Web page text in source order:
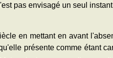
pas envisagé un seul
en mettant en avant
présente comme étant